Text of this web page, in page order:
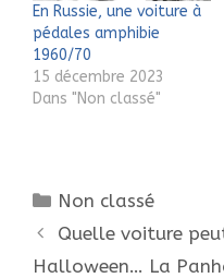
En Russie, une voiture à
pédales amphibie
1960/70
15 décembre 2023
Dans "Non classé"
Catégories
Non classé
Navigation
des
Quelle voiture
Halloween… La